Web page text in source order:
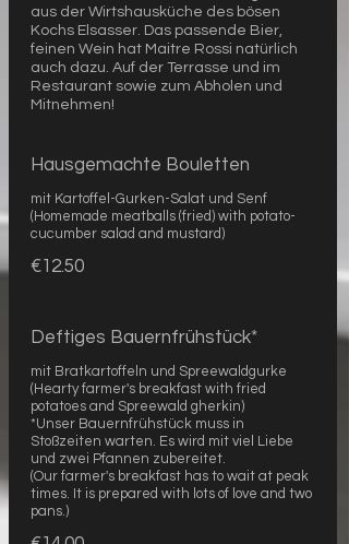
aus der Wirtshausküche des bösen
Kochs Elsasser. Das passende Bier,
feinen Wein hat Maitre Rossi natürlich
auch dazu. Auf der Terrasse und im
Restaurant sowie zum Abholen und
Mitnehmen!
Hausgemachte Bouletten
mit Kartoffel-Gurken-Salat und Senf
(Homemade meatballs (fried) with potato-
cucumber salad and mustard)
€12.50
Deftiges Bauernfrühstück*
mit Bratkartoffeln und Spreewaldgurke
(Hearty farmer's breakfast with fried
potatoes and Spreewald gherkin)
*Unser Bauernfrühstück muss in
Stoßzeiten warten. Es wird mit viel Liebe
und zwei Pfannen zubereitet.
(Our farmer's breakfast has to wait at peak
times. It is prepared with lots of love and two
pans.)